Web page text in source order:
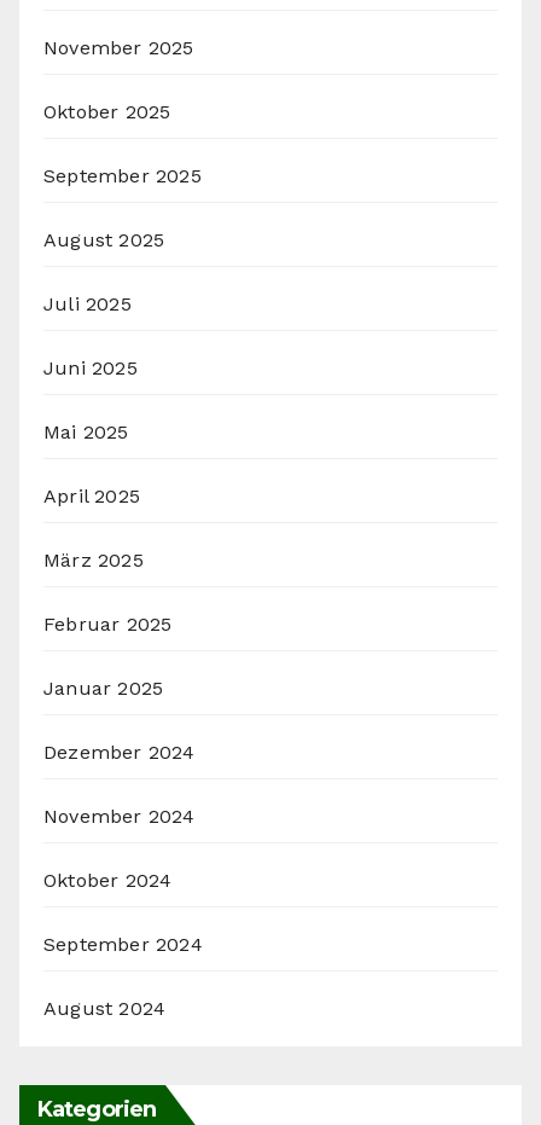
November 2025
Oktober 2025
September 2025
August 2025
Juli 2025
Juni 2025
Mai 2025
April 2025
März 2025
Februar 2025
Januar 2025
Dezember 2024
November 2024
Oktober 2024
September 2024
August 2024
Kategorien